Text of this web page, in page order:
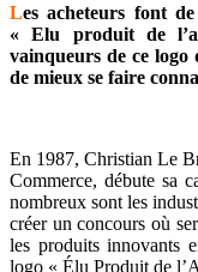
Les acheteurs font
« Elu produit de
vainqueurs de ce logo
de mieux se faire
En 1987, Christian Le
Commerce, débute sa
nombreux sont les
créer un concours où
les produits innovants
logo « Élu Produit de